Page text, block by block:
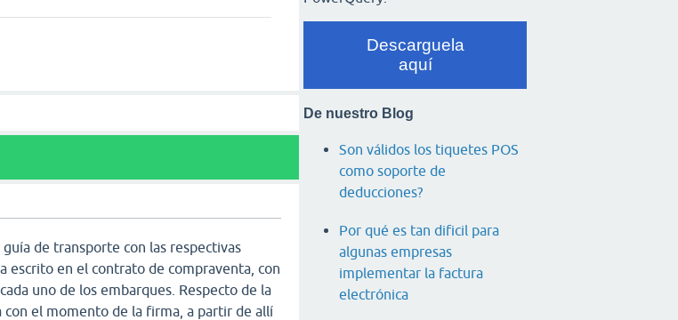
de transporte con las respectivas
escrito en el contrato de compraventa, con
uno de los embarques. Respecto de la
el momento de la firma, a partir de allí
Descarguela
aquí
De nuestro Blog
Son válidos los tiquetes POS
como soporte de
deducciones?
Por qué es tan dificil para
algunas empresas
implementar la factura
electrónica